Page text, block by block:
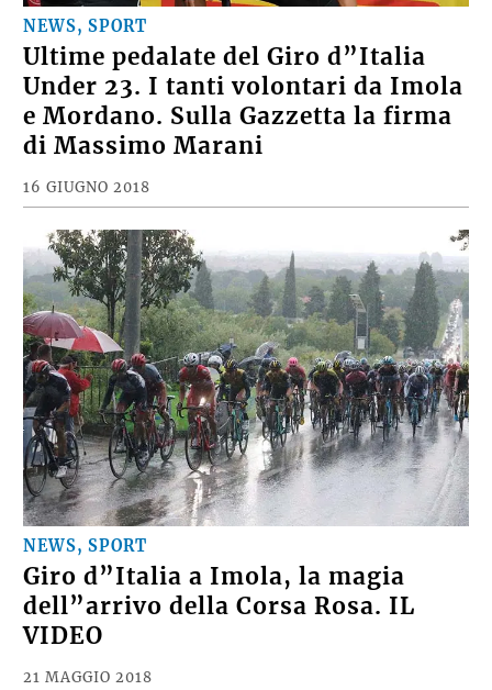
NEWS, SPORT
Ultime pedalate del Giro d”Italia
Under 23. I tanti volontari da Imola
e Mordano. Sulla Gazzetta la firma
di Massimo Marani
16 GIUGNO 2018
NEWS, SPORT
Giro d”Italia a Imola, la magia
dell”arrivo della Corsa Rosa. IL
VIDEO
21 MAGGIO 2018